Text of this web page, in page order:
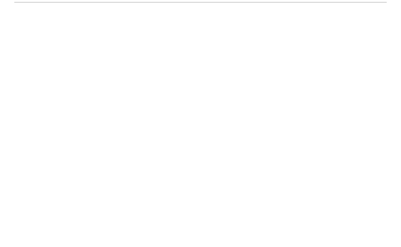
министер за здравство, […]